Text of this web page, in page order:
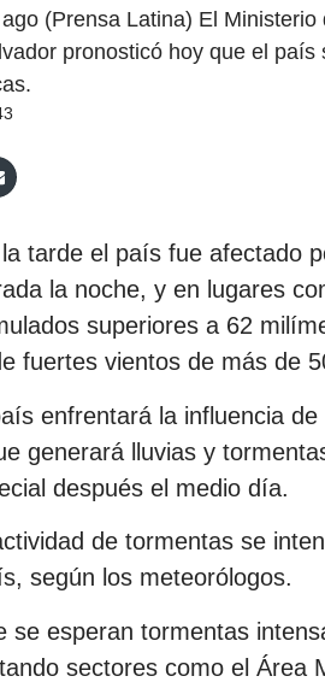
(Prensa Latina) El
pronosticó hoy que el
tarde el país fue afectado
la noche, y en lugares
superiores a 62
fuertes vientos de más de
enfrentará la influencia
generará lluvias y
después el medio día.
de tormentas se
según los meteorólogos.
se esperan tormentas
sectores como el Área